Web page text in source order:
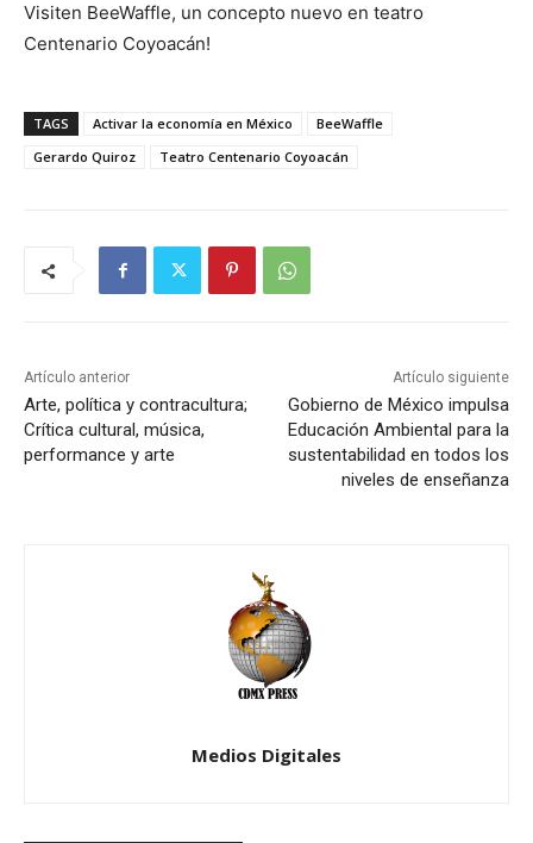
Visiten BeeWaffle, un concepto nuevo en teatro
Centenario Coyoacán!
TAGS Activar la economía en México
BeeWaffle
Gerardo Quiroz
Teatro Centenario Coyoacán
Artículo anterior
Arte, política y contracultura;
Crítica cultural, música,
performance y arte
Artículo siguiente
Gobierno de México impulsa
Educación Ambiental para la
sustentabilidad en todos los
niveles de enseñanza
Medios Digitales